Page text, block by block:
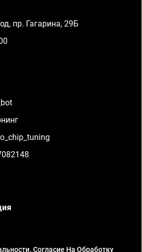
пр. Гагарина, 29Б
Согласие На Обработку